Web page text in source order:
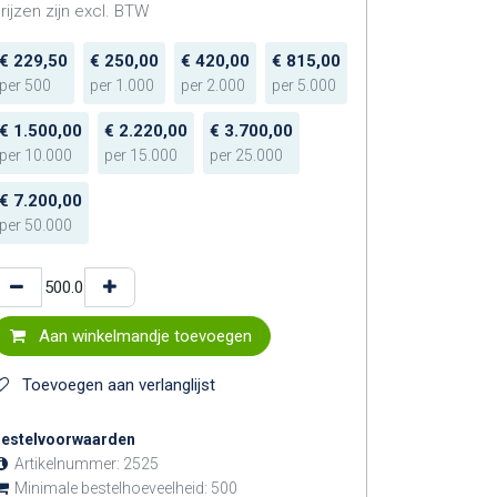
zijn excl. BTW
€ 229,50
per 500
€ 250,00
per 1.000
€ 420,00
per 2.000
€ 815,00
per 5.000
€ 1.500,00
per 10.000
€ 2.220,00
per 15.000
€ 3.700,00
per 25.000
€ 7.200,00
per 50.000
Aan winkelmandje toevoegen
Toevoegen aan verlanglijst
Artikelnummer: 2525
Minimale bestelhoeveelheid: 500